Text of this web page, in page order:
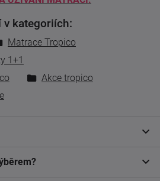
v kategoriích:
Matrace Tropico
1+1
Akce tropico